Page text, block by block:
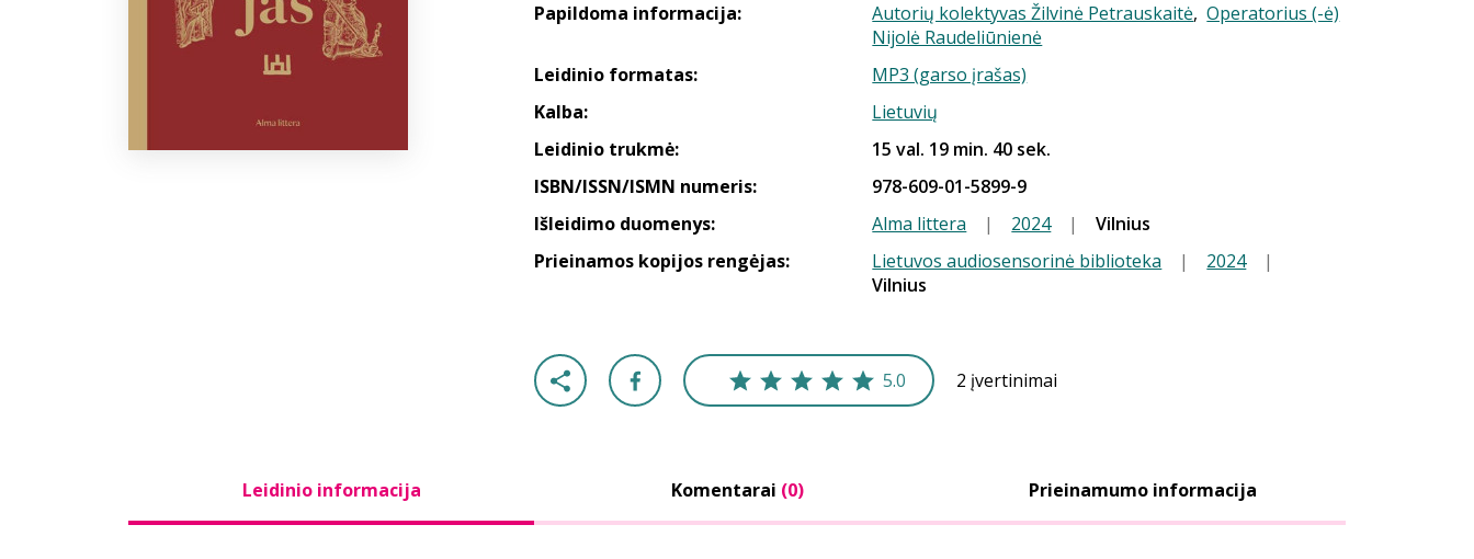
Papildoma informacija:
Autorių kolektyvas Žilvinė Petrauskaitė,Operatorius (-ė)
Nijolė Raudeliūnienė
Leidinio formatas:
MP3 (garso įrašas)
Kalba:
Lietuvių
Leidinio trukmė:
15 val. 19 min. 40 sek.
ISBN/ISSN/ISMN numeris:
978-609-01-5899-9
Išleidimo duomenys:
Alma littera | 2024 |
Vilnius
Prieinamos kopijos rengėjas:
Lietuvos audiosensorinė biblioteka | 2024
|
Vilnius
5.0 2 įvertinimai
Leidinio informacija Komentarai (0) Prieinamumo informacija